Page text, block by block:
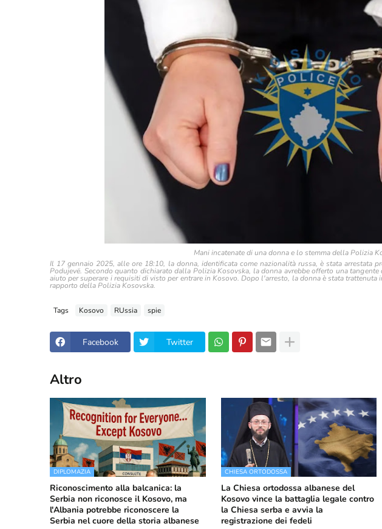
Mani incatenate di una donna e lo stemma della Polizia
Il 17 gennaio 2025, alle ore 18:10, la donna, identificata come nazionalità russa, è stata arrestata
Podujevë. Secondo quanto dichiarato dalla Polizia Kosovska, la donna avrebbe offerto una
aiuto per superare i requisiti di visto per entrare in Kosovo. Dopo l'arresto, la donna è stata
rapporto della Polizia Kosovska.
Tags Kosovo RUssia spie
Facebook Twitter
Altro
DIPLOMAZIA
Riconoscimento alla balcanica: la
Serbia non riconosce il Kosovo, ma
l'Albania potrebbe riconoscere la
Serbia nel cuore della storia albanese
CHIESA ORTODOSSA
La Chiesa ortodossa albanese del
Kosovo vince la battaglia legale contro
la Chiesa serba e avvia la
registrazione dei fedeli